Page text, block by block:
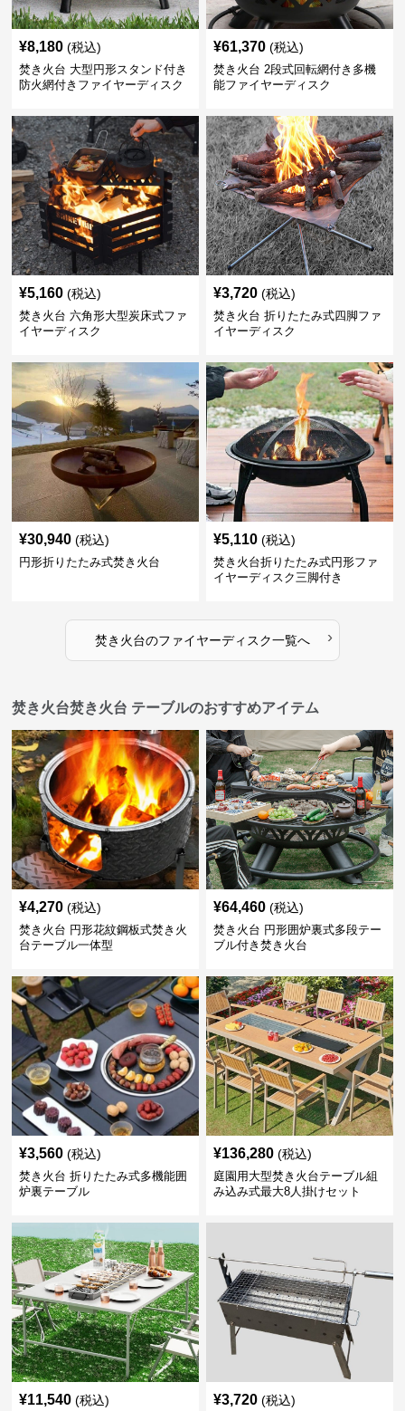
¥8,180 (税込)
焚き火台 大型円形スタンド付き
防火網付きファイヤーディスク
¥61,370 (税込)
焚き火台 2段式回転網付き多機
能ファイヤーディスク
¥5,160 (税込)
焚き火台 六角形大型炭床式ファ
イヤーディスク
¥3,720 (税込)
焚き火台 折りたたみ式四脚ファ
イヤーディスク
¥30,940 (税込)
円形折りたたみ式焚き火台
¥5,110 (税込)
焚き火台折りたたみ式円形ファ
イヤーディスク三脚付き
焚き火台のファイヤーディスク一覧へ ›
焚き火台焚き火台 テーブルのおすすめアイテム
¥4,270 (税込)
焚き火台 円形花紋鋼板式焚き火
台テーブル一体型
¥64,460 (税込)
焚き火台 円形囲炉裏式多段テー
ブル付き焚き火台
¥3,560 (税込)
焚き火台 折りたたみ式多機能囲
炉裏テーブル
¥136,280 (税込)
庭園用大型焚き火台テーブル組
み込み式最大8人掛けセット
¥11,540 (税込) ¥3,720 (税込)